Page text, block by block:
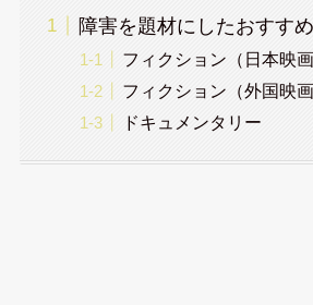
障害を題材にしたおすす
フィクション（日本映画
フィクション（外国映画
ドキュメンタリー